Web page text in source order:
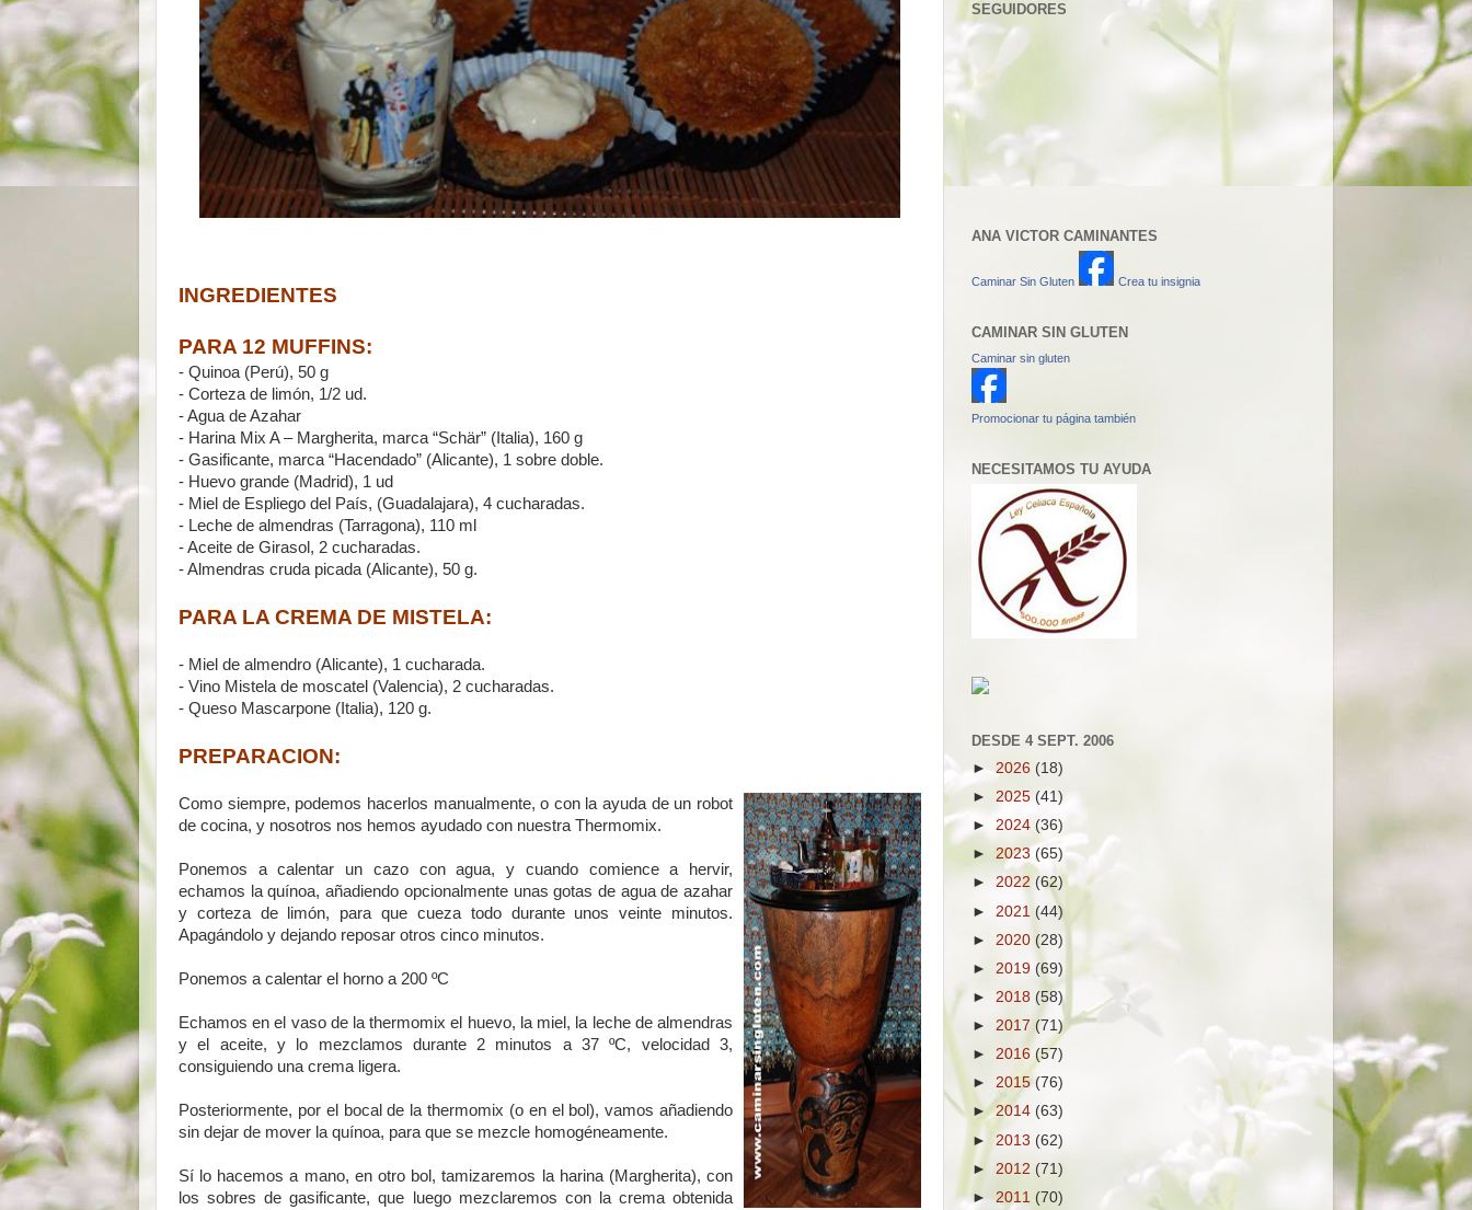
INGREDIENTES
PARA 12 MUFFINS:
- Quinoa (Perú), 50 g
- Corteza de limón, 1/2 ud.
- Agua de Azahar
- Harina Mix A – Margherita, marca “Schär” (Italia), 160 g
- Gasificante, marca “Hacendado” (Alicante), 1 sobre doble.
- Huevo grande (Madrid), 1 ud
- Miel de Espliego del País, (Guadalajara), 4 cucharadas.
- Leche de almendras (Tarragona), 110 ml
- Aceite de Girasol, 2 cucharadas.
- Almendras cruda picada (Alicante), 50 g.
PARA LA CREMA DE MISTELA:
- Miel de almendro (Alicante), 1 cucharada.
- Vino Mistela de moscatel (Valencia), 2 cucharadas.
- Queso Mascarpone (Italia), 120 g.
PREPARACION:
Como siempre, podemos hacerlos manualmente, o con la ayuda de un robot
de cocina, y nosotros nos hemos ayudado con nuestra Thermomix.
Ponemos a calentar un cazo con agua, y cuando comience a hervir,
echamos la quínoa, añadiendo opcionalmente unas gotas de agua de azahar
y corteza de limón, para que cueza todo durante unos veinte minutos.
Apagándolo y dejando reposar otros cinco minutos.
Ponemos a calentar el horno a 200 ºC
Echamos en el vaso de la thermomix el huevo, la miel, la leche de almendras
y el aceite, y lo mezclamos durante 2 minutos a 37 ºC, velocidad 3,
consiguiendo una crema ligera.
Posteriormente, por el bocal de la thermomix (o en el bol), vamos añadiendo
sin dejar de mover la quínoa, para que se mezcle homogéneamente.
Sí lo hacemos a mano, en otro bol, tamizaremos la harina (Margherita), con
los sobres de gasificante, que luego mezclaremos con la crema obtenida
SEGUIDORES
ANA VICTOR CAMINANTES
Caminar Sin Gluten Crea tu insignia
CAMINAR SIN GLUTEN
Caminar sin gluten
Promocionar tu página también
NECESITAMOS TU AYUDA
DESDE 4 SEPT. 2006
► 2026 (18)
► 2025 (41)
► 2024 (36)
► 2023 (65)
► 2022 (62)
► 2021 (44)
► 2020 (28)
► 2019 (69)
► 2018 (58)
► 2017 (71)
► 2016 (57)
► 2015 (76)
►2014 (63)
► 2013 (62)
► 2012 (71)
► 2011 (70)